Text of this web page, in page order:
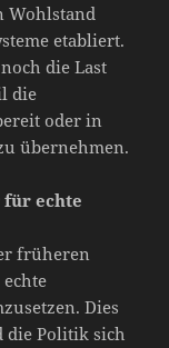
Wohlstand
etabliert.
die Last
die
oder in
übernehmen.
für echte
früheren
Dies
die Politik sich